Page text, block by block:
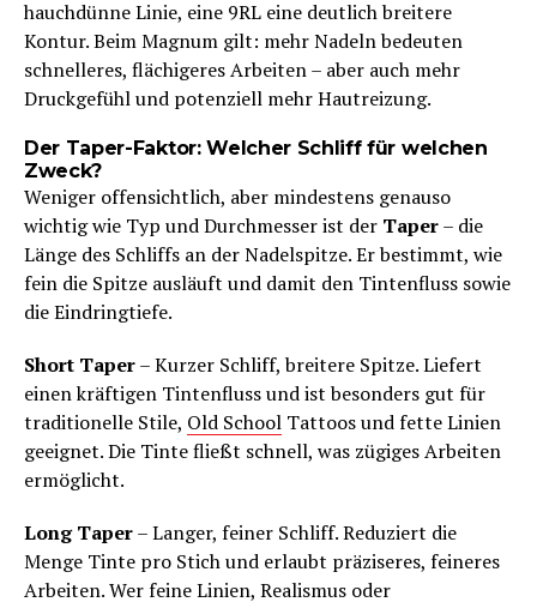
hauchdünne Linie, eine 9RL eine deutlich breitere
Kontur. Beim Magnum gilt: mehr Nadeln bedeuten
schnelleres, flächigeres Arbeiten – aber auch mehr
Druckgefühl und potenziell mehr Hautreizung.
Der Taper-Faktor: Welcher Schliff für welchen
Zweck?
Weniger offensichtlich, aber mindestens genauso
wichtig wie Typ und Durchmesser ist der Taper– die
Länge des Schliffs an der Nadelspitze. Er bestimmt, wie
fein die Spitze ausläuft und damit den Tintenfluss sowie
die Eindringtiefe.
Short Taper– Kurzer Schliff, breitere Spitze. Liefert
einen kräftigen Tintenfluss und ist besonders gut für
traditionelle Stile, Old School Tattoos und fette Linien
geeignet. Die Tinte fließt schnell, was zügiges Arbeiten
ermöglicht.
Long Taper– Langer, feiner Schliff. Reduziert die
Menge Tinte pro Stich und erlaubt präziseres, feineres
Arbeiten. Wer feine Linien, Realismus oder